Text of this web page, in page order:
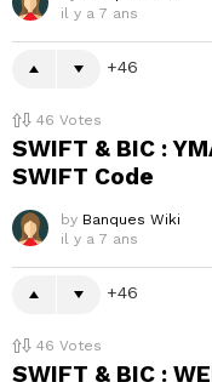
il y a 7 ans
46
46 Votes
SWIFT & BIC :
SWIFT Code
by Banques Wiki
il y a 7 ans
46
46 Votes
SWIFT & BIC :